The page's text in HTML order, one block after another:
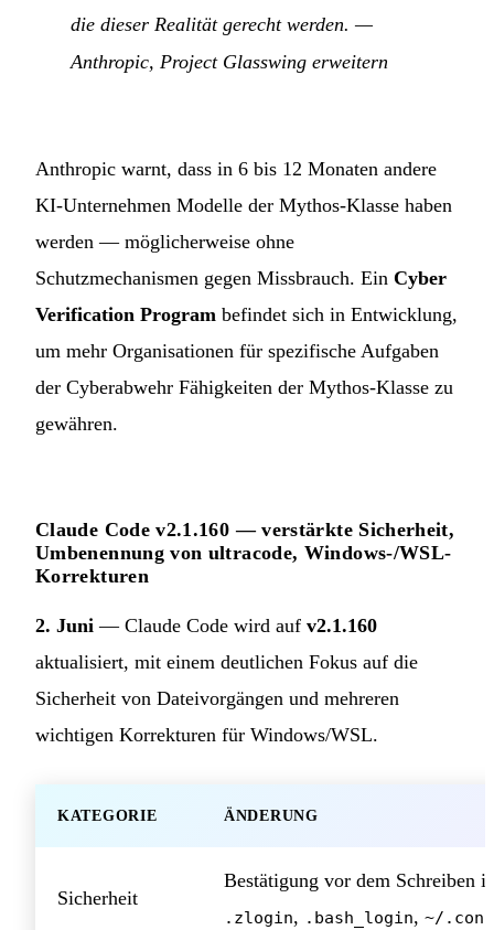
die dieser Realität gerecht werden. —
Anthropic, Project Glasswing erweitern
Anthropic warnt, dass in 6 bis 12 Monaten andere
KI-Unternehmen Modelle der Mythos-Klasse haben
werden — möglicherweise ohne
Schutzmechanismen gegen Missbrauch. Ein Cyber
Verification Program befindet sich in Entwicklung,
um mehr Organisationen für spezifische Aufgaben
der Cyberabwehr Fähigkeiten der Mythos-Klasse zu
gewähren.
Claude Code v2.1.160 — verstärkte Sicherheit,
Umbenennung von ultracode, Windows-/WSL-
Korrekturen
2. Juni — Claude Code wird auf v2.1.160
aktualisiert, mit einem deutlichen Fokus auf die
Sicherheit von Dateivorgängen und mehreren
wichtigen Korrekturen für Windows/WSL.
KATEGORIE ÄNDERUNG
Sicherheit
Bestätigung vor dem Schreiben
.zlogin, .bash_login, ~/